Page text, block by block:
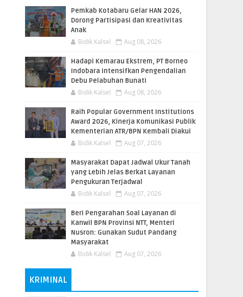
Pemkab Kotabaru Gelar HAN 2026,
Dorong Partisipasi dan Kreativitas
Anak
Bidik Kalsel Aug 08, 2026
​Hadapi Kemarau Ekstrem, PT Borneo
Indobara Intensifkan Pengendalian
Debu Pelabuhan Bunati
Bidik Kalsel Aug 08, 2026
Raih Popular Government Institutions
Award 2026, Kinerja Komunikasi Publik
Kementerian ATR/BPN Kembali Diakui
Bidik Kalsel Aug 07, 2026
Masyarakat Dapat Jadwal Ukur Tanah
yang Lebih Jelas Berkat Layanan
Pengukuran Terjadwal
Bidik Kalsel Aug 07, 2026
Beri Pengarahan Soal Layanan di
Kanwil BPN Provinsi NTT, Menteri
Nusron: Gunakan Sudut Pandang
Masyarakat
Bidik Kalsel Aug 07, 2026
KRIMINAL